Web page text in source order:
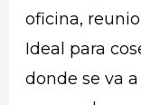
oficina,
Ideal para
donde se va